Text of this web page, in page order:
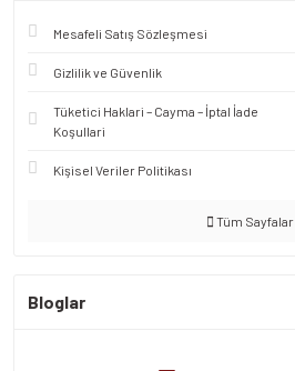
Mesafeli Satış Sözleşmesi
Gizlilik ve Güvenlik
Tüketici Haklari – Cayma – İptal İade
Koşullari
Kişisel Veriler Politikası
Tüm Sayfalar
Bloglar